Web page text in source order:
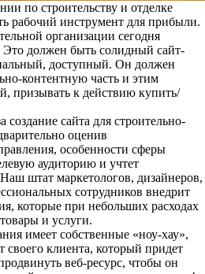
по строительству и отделке
рабочий инструмент для прибыли.
организации сегодня
Это должен быть солидный сайт-
доступный. Он должен
контентную часть и этим
призывать к действию купить/
создание сайта для строительно-
оценив
особенности сферы
аудиторию и учтет
штат маркетологов, дизайнеров,
сотрудников внедрит
которые при небольших расходах
и услуги.
имеет собственные «ноу-хау»,
своего клиента, который придет
веб-ресурс, чтобы он